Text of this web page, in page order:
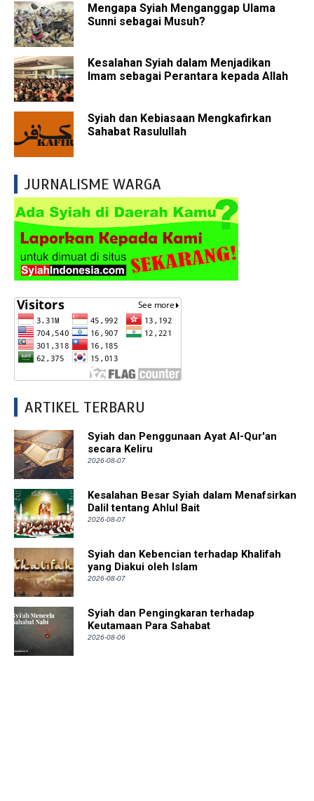
Mengapa Syiah Menganggap Ulama
Sunni sebagai Musuh?
Kesalahan Syiah dalam Menjadikan
Imam sebagai Perantara kepada Allah
Syiah dan Kebiasaan Mengkafirkan
Sahabat Rasulullah
JURNALISME WARGA
ARTIKEL TERBARU
Syiah dan Penggunaan Ayat Al-Qur'an
secara Keliru
2026-08-07
Kesalahan Besar Syiah dalam Menafsirkan
Dalil tentang Ahlul Bait
2026-08-07
Syiah dan Kebencian terhadap Khalifah
yang Diakui oleh Islam
2026-08-07
Syiah dan Pengingkaran terhadap
Keutamaan Para Sahabat
2026-08-06